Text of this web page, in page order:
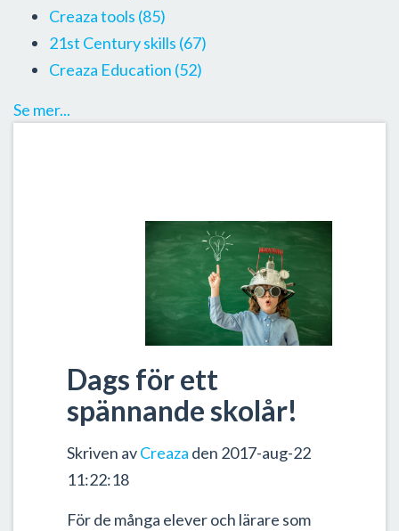
Dags för ett
spännande skolår!
Skriven avCreaza den 2017-aug-22
11:22:18
För de många elever och lärare som
Creaza tools (85)
21st Century skills (67)
Creaza Education (52)
Se mer...